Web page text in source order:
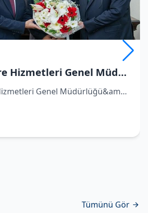
Hac ve Umre Hizmetleri Genel Müdürü Demirhan göreve başladı
Hac ve Umre Hizmetleri Genel Müdürlüğü&amp;#039;ne atanan Hüseyin Demirhan görevi Remzi Bircan&amp;#039;dan devraldı. ​Hac ve Umre Hizmetleri Genel Müdürlüğü&amp;#039;ne atanan Hüseyin Demirhan, Diyanet İşleri Başkanlığı&amp;#039;nda d
Tümünü Gör